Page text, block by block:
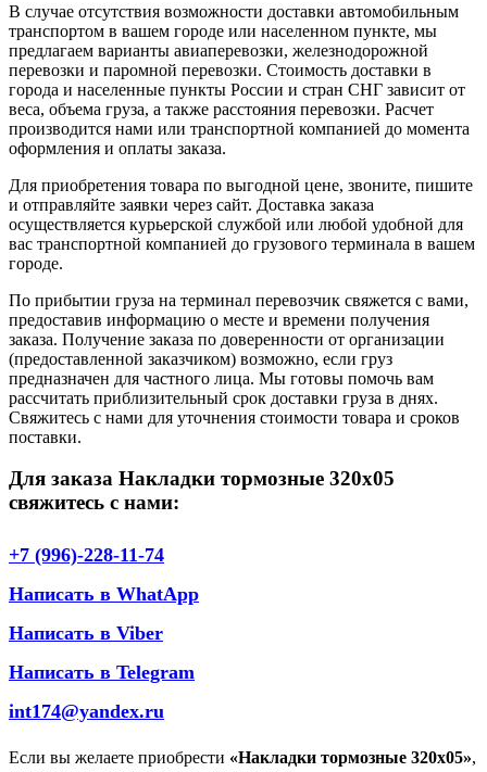
В случае отсутствия возможности доставки автомобильным
транспортом в вашем городе или населенном пункте, мы
предлагаем варианты авиаперевозки, железнодорожной
перевозки и паромной перевозки. Стоимость доставки в
города и населенные пункты России и стран СНГ зависит от
веса, объема груза, а также расстояния перевозки. Расчет
производится нами или транспортной компанией до момента
оформления и оплаты заказа.
Для приобретения товара по выгодной цене, звоните, пишите
и отправляйте заявки через сайт. Доставка заказа
осуществляется курьерской службой или любой удобной для
вас транспортной компанией до грузового терминала в вашем
городе.
По прибытии груза на терминал перевозчик свяжется с вами,
предоставив информацию о месте и времени получения
заказа. Получение заказа по доверенности от организации
(предоставленной заказчиком) возможно, если груз
предназначен для частного лица. Мы готовы помочь вам
рассчитать приблизительный срок доставки груза в днях.
Свяжитесь с нами для уточнения стоимости товара и сроков
поставки.
Для заказа Накладки тормозные 320х05
свяжитесь с нами:
+7 (996)-228-11-74
Написать в WhatApp
Написать в Viber
Написать в Telegram
int174@yandex.ru
Если вы желаете приобрести «Накладки тормозные 320х05»,